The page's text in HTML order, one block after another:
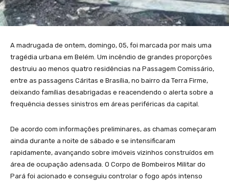
A madrugada de ontem, domingo, 05, foi marcada por mais uma
tragédia urbana em Belém. Um incêndio de grandes proporções
destruiu ao menos quatro residências na Passagem Comissário,
entre as passagens Cáritas e Brasília, no bairro da Terra Firme,
deixando famílias desabrigadas e reacendendo o alerta sobre a
frequência desses sinistros em áreas periféricas da capital.
De acordo com informações preliminares, as chamas começaram
ainda durante a noite de sábado e se intensificaram
rapidamente, avançando sobre imóveis vizinhos construídos em
área de ocupação adensada. O Corpo de Bombeiros Militar do
Pará foi acionado e conseguiu controlar o fogo após intenso